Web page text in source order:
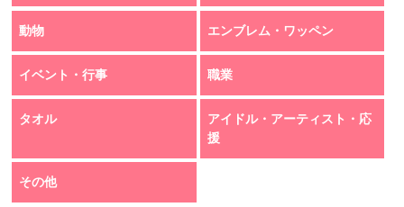
動物 エンブレム・ワッペン
イベント・行事 職業
タオル
アイドル・アーティスト・応
援
その他